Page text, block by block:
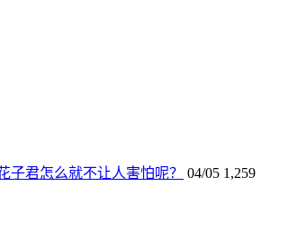
子君怎么就不让人害怕呢？ 04/05 1,259